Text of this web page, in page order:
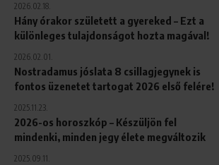
2026.02.18.
Hány órakor született a gyereked – Ezt a
különleges tulajdonságot hozta magával!
2026.02.01.
Nostradamus jóslata 8 csillagjegynek is
fontos üzenetet tartogat 2026 első felére!
2025.11.23.
2026-os horoszkóp – Készüljön fel
mindenki, minden jegy élete megváltozik
2025.09.11.